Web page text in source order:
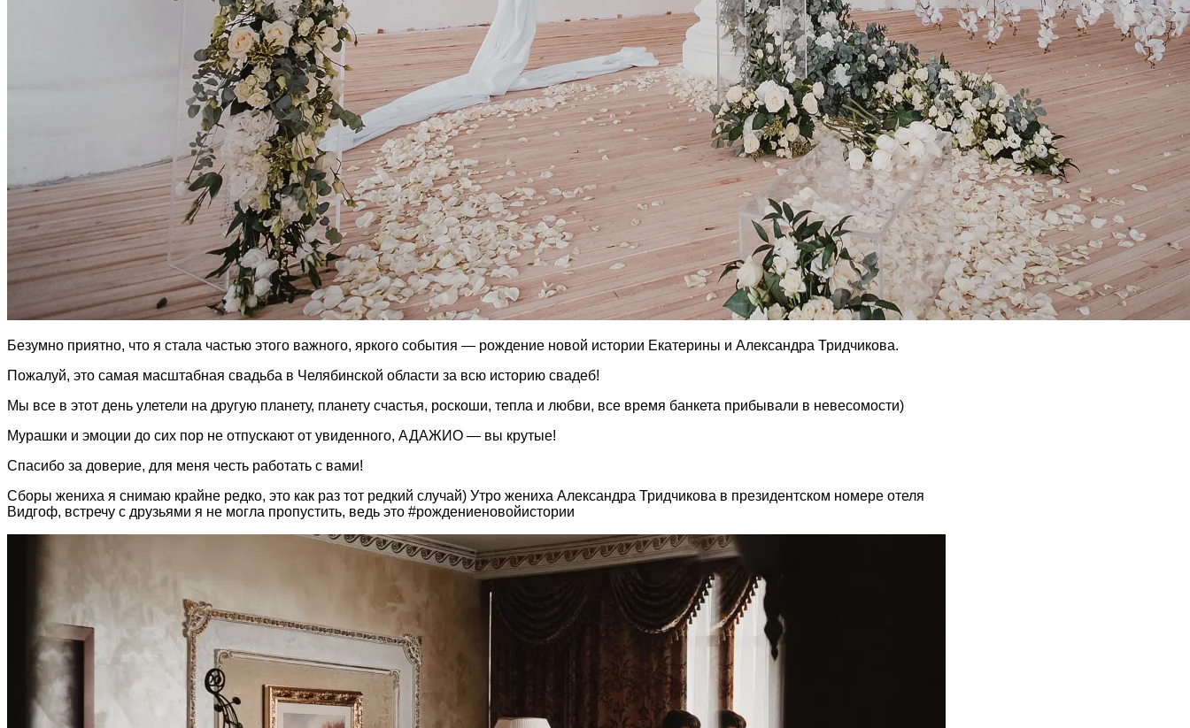
Безумно приятно, что я стала частью этого важного, яркого события — рождение новой истории Екатерины и Александра Тридчикова.
Пожалуй, это самая масштабная свадьба в Челябинской области за всю историю свадеб!
Мы все в этот день улетели на другую планету, планету счастья, роскоши, тепла и любви, все время банкета прибывали в невесомости)
Мурашки и эмоции до сих пор не отпускают от увиденного, АДАЖИО — вы крутые!
Спасибо за доверие, для меня честь работать с вами!
Сборы жениха я снимаю крайне редко, это как раз тот редкий случай) Утро жениха Александра Тридчикова в президентском номере отеля
Видгоф, встречу с друзьями я не могла пропустить, ведь это #рождениеновойистории